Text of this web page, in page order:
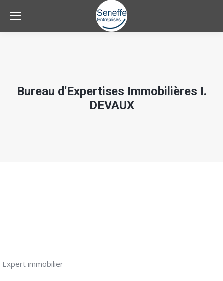
Bureau d'Expertises Immobilières I.
DEVAUX
Expert immobilier